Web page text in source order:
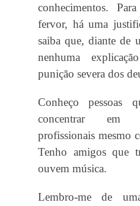
conhecimentos.
fervor, há uma
saiba que, diante de
nenhuma
punição severa dos
Conheço pessoas
concentrar em
profissionais mesmo
Tenho amigos que
ouvem música.
Lembro-me de